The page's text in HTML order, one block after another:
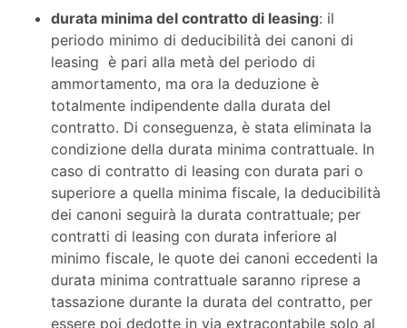
durata minima del contratto di leasing: il
periodo minimo di deducibilità dei canoni di
leasing è pari alla metà del periodo di
ammortamento, ma ora la deduzione è
totalmente indipendente dalla durata del
contratto. Di conseguenza, è stata eliminata la
condizione della durata minima contrattuale. In
caso di contratto di leasing con durata pari o
superiore a quella minima fiscale, la deducibilità
dei canoni seguirà la durata contrattuale; per
contratti di leasing con durata inferiore al
minimo fiscale, le quote dei canoni eccedenti la
durata minima contrattuale saranno riprese a
tassazione durante la durata del contratto, per
essere poi dedotte in via extracontabile solo al